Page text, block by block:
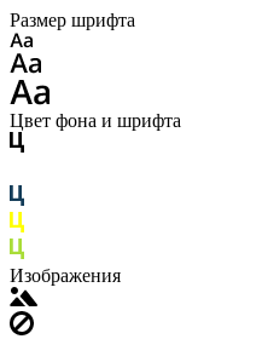
Размер шрифта
Цвет фона и шрифта
Изображения